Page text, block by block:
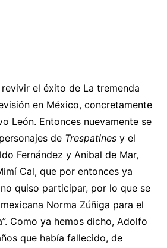
el éxito de La tremenda
en México, concretamente
León. Entonces nuevamente se
de Trespatinesy el
Fernández y Anibal de Mar,
Cal, que por entonces ya
quiso participar, por lo que se
Norma Zúñiga para el
Como ya hemos dicho, Adolfo
que había fallecido, de